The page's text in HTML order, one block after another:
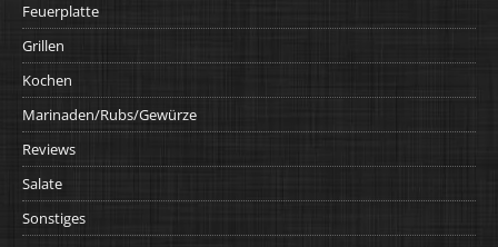
Feuerplatte
Grillen
Kochen
Marinaden/Rubs/Gewürze
Reviews
Salate
Sonstiges